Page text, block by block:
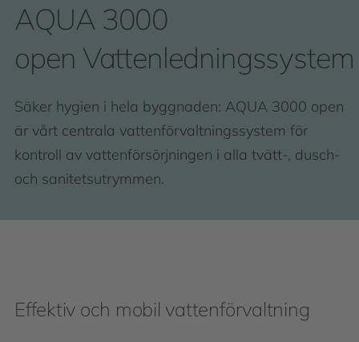
AQUA 3000
open Vattenledningssystem
Säker hygien i hela byggnaden: AQUA 3000 open
är vårt centrala vattenförvaltningssystem för
kontroll av vattenförsörjningen i alla tvätt-, dusch-
och sanitetsutrymmen.
Effektiv och mobil vattenförvaltning